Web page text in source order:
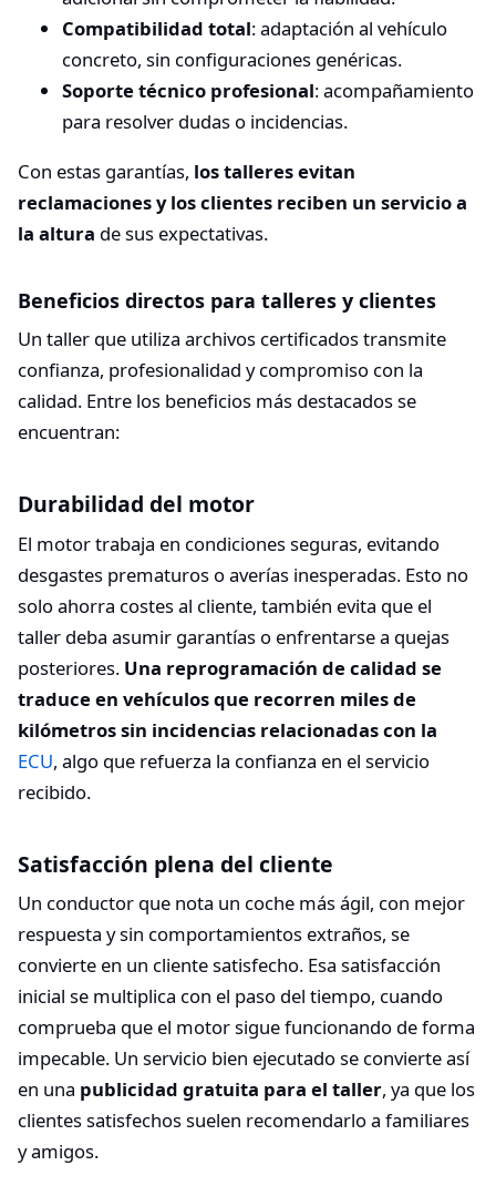
Compatibilidad total: adaptación al vehículo
concreto, sin configuraciones genéricas.
Soporte técnico profesional: acompañamiento
para resolver dudas o incidencias.
Con estas garantías, los talleres evitan
reclamaciones y los clientes reciben un servicio a
la altura de sus expectativas.
Beneficios directos para talleres y clientes
Un taller que utiliza archivos certificados transmite
confianza, profesionalidad y compromiso con la
calidad. Entre los beneficios más destacados se
encuentran:
Durabilidad del motor
El motor trabaja en condiciones seguras, evitando
desgastes prematuros o averías inesperadas. Esto no
solo ahorra costes al cliente, también evita que el
taller deba asumir garantías o enfrentarse a quejas
posteriores. Una reprogramación de calidad se
traduce en vehículos que recorren miles de
kilómetros sin incidencias relacionadas con la
ECU, algo que refuerza la confianza en el servicio
recibido.
Satisfacción plena del cliente
Un conductor que nota un coche más ágil, con mejor
respuesta y sin comportamientos extraños, se
convierte en un cliente satisfecho. Esa satisfacción
inicial se multiplica con el paso del tiempo, cuando
comprueba que el motor sigue funcionando de forma
impecable. Un servicio bien ejecutado se convierte así
en una publicidad gratuita para el taller, ya que los
clientes satisfechos suelen recomendarlo a familiares
y amigos.